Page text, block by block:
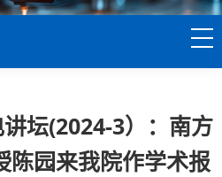
讲坛(2024-3）：南方
陈园来我院作学术报